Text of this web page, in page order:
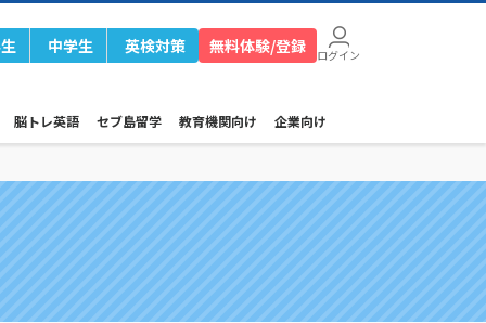
中学生 英検対策 無料体験/登録 ログイン
脳トレ英語 セブ島留学 教育機関向け 企業向け